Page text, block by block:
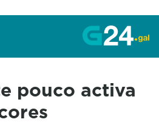
pouco activa